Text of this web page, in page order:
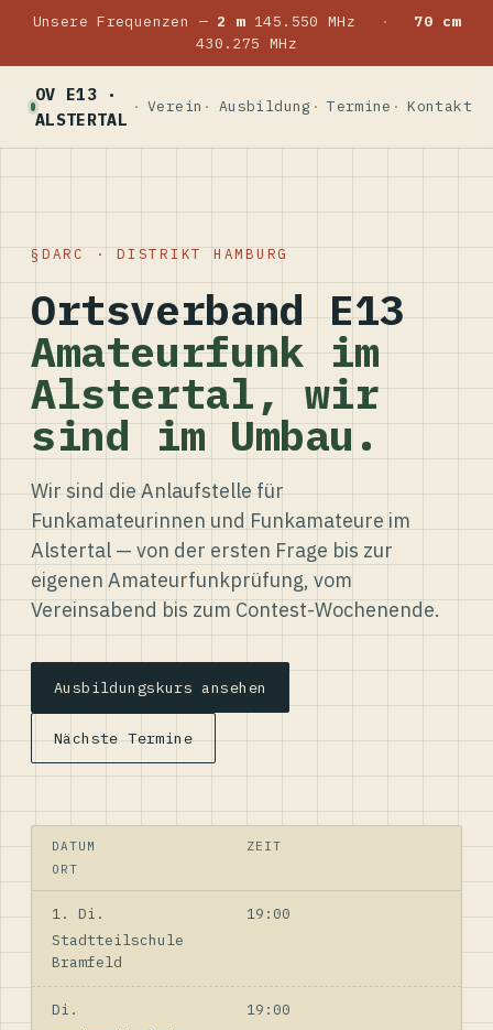
Unsere Frequenzen — 2 m145.550 MHz ·
70 cm
430.275 MHz
OV E13 ·
ALSTERTAL
Verein Ausbildung Termine Kontakt
DARC · DISTRIKT HAMBURG
Ortsverband E13
Amateurfunk im
Alstertal, wir
sind im Umbau.
Wir sind die Anlaufstelle für
Funkamateurinnen und Funkamateure im
Alstertal — von der ersten Frage bis zur
eigenen Amateurfunkprüfung, vom
Vereinsabend bis zum Contest-Wochenende.
Ausbildungskurs ansehen
Nächste Termine
DATUM
ZEIT
ORT
1. Di.
19:00
Stadtteilschule
Bramfeld
Di.
19:00